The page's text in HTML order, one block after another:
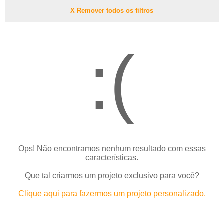
X Remover todos os filtros
:(
Ops! Não encontramos nenhum resultado com essas
características.
Que tal criarmos um projeto exclusivo para você?
Clique aqui para fazermos um projeto personalizado.